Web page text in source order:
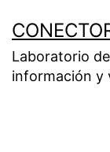
contenido
Laboratorio
información y